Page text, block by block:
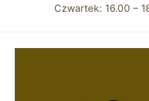
Czwartek: 16.00 –